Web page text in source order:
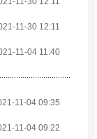
11-30 12:11
11-04 11:40
11-04 09:35
11-04 09:22